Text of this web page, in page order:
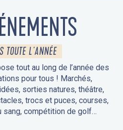
TOUTE L'ANNÉE
tout au long de l’année des
pour tous ! Marchés,
sorties natures, théâtre,
trocs et puces, courses,
sang, compétition de golf…